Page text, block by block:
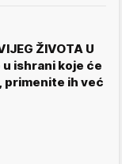
ŽIVOTA U
ishrani koje će
primenite ih već